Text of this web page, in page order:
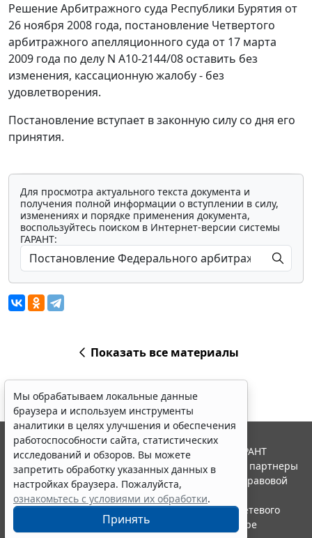
Решение Арбитражного суда Республики Бурятия от
26 ноября 2008 года, постановление Четвертого
арбитражного апелляционного суда от 17 марта
2009 года по делу N А10-2144/08 оставить без
изменения, кассационную жалобу - без
удовлетворения.
Постановление вступает в законную силу со дня его
принятия.
Для просмотра актуального текста документа и
получения полной информации о вступлении в силу,
изменениях и порядке применения документа,
воспользуйтесь поиском в Интернет-версии системы
ГАРАНТ:
Показать все материалы
Мы обрабатываем локальные данные
браузера и используем инструменты
аналитики в целях улучшения и обеспечения
работоспособности сайта, статистических
исследований и обзоров. Вы можете
запретить обработку указанных данных в
настройках браузера. Пожалуйста,
ознакомьтесь с условиями их обработки.
Принять
© ООО "НПП "ГАРАНТ-СЕРВИС", 2026. Система ГАРАНТ
выпускается с 1990 года. Компания "Гарант" и ее партнеры
являются участниками Российской ассоциации правовой
информации ГАРАНТ.
Портал ГАРАНТ.РУ зарегистрирован в качестве сетевого
издания Федеральной службой по надзору в сфере